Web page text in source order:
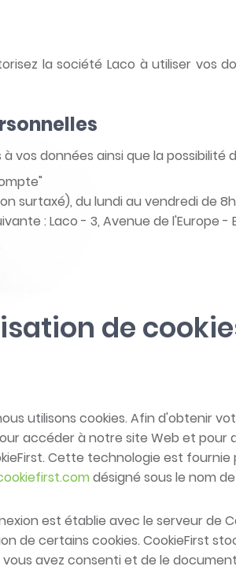
la société Laco à utiliser vos
données ainsi que la possibilité
surtaxé), du lundi au vendredi de
: Laco - 3, Avenue de l'Europe -
de
utilisons cookies. Afin d'obtenir
accéder à notre site Web et
Cette technologie est fournie
désigné sous le nom
est établie avec le serveur de
de certains cookies. CookieFirst
avez consenti et de le